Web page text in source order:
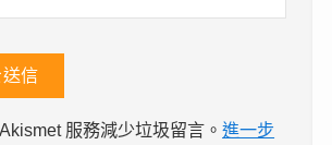
服務減少垃圾留言。進一步